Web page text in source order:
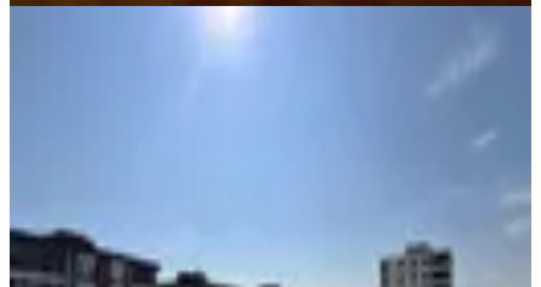
Truva/sıfır Gökdelenler Bölg Arakat